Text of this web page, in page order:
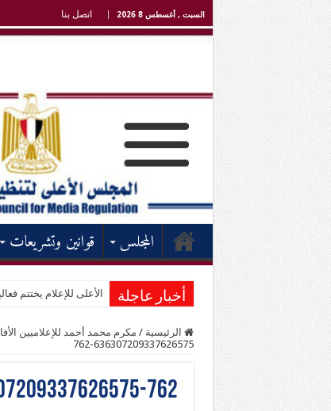
السبت , أغسطس 8 2026 اتصل بنا
المجلس قوانين وتشريعات
أخبار عاجلة الأعلى للإعلام يختتم
الرئيسية / مكرم محمد أحمد للإعلاميين
636307209337626575-762
762